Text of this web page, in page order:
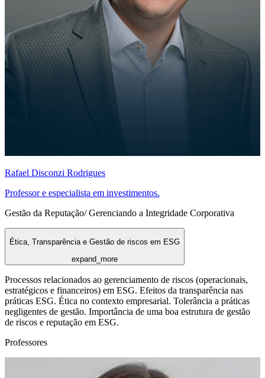
Rafael Disconzi Rodrigues
Professor e especialista em investimentos.
Gestão da Reputação/ Gerenciando a Integridade Corporativa
Ética, Transparência e Gestão de riscos em ESG
expand_more
Processos relacionados ao gerenciamento de riscos (operacionais,
estratégicos e financeiros) em ESG. Efeitos da transparência nas
práticas ESG. Ética no contexto empresarial. Tolerância a práticas
negligentes de gestão. Importância de uma boa estrutura de gestão
de riscos e reputação em ESG.
Professores